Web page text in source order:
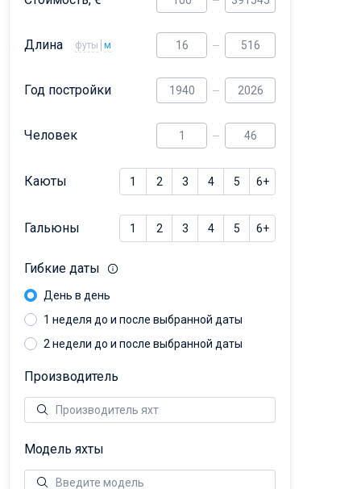
Dufour 46 GL
Длина футы м
Год постройки
Человек
Каюты 1 2 3 4 5 6+
Гальюны 1 2 3 4 5 6+
Гибкие даты
День в день
1 неделя до и после выбранной даты
2 недели до и после выбранной даты
Производитель
Модель яхты